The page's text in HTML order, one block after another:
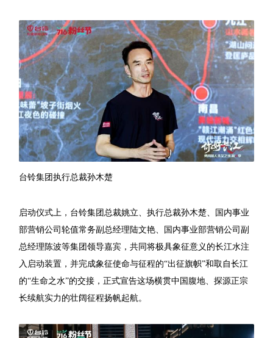
台铃集团执行总裁孙木楚
启动仪式上，台铃集团总裁姚立、执行总裁孙木楚、国内事业
部营销公司轮值常务副总经理陆文艳、国内事业部营销公司副
总经理陈波等集团领导嘉宾，共同将极具象征意义的长江水注
入启动装置，并完成象征使命与征程的“出征旗帜”和取自长江
的“生命之水”的交接，正式宣告这场横贯中国腹地、探源正宗
长续航实力的壮阔征程扬帆起航。